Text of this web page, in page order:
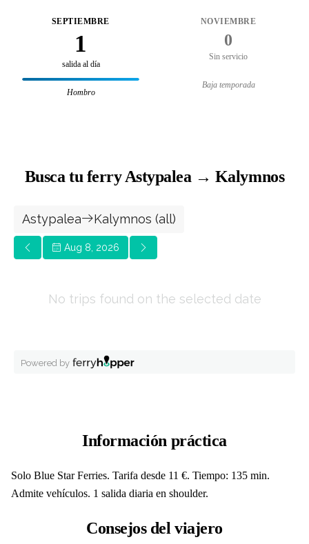
SEPTIEMBRE
1
salida al día
Hombro
NOVIEMBRE
0
Sin servicio
Baja temporada
Busca tu ferry Astypalea → Kalymnos
Información práctica
Solo Blue Star Ferries. Tarifa desde 11 €. Tiempo: 135 min.
Admite vehículos. 1 salida diaria en shoulder.
Consejos del viajero